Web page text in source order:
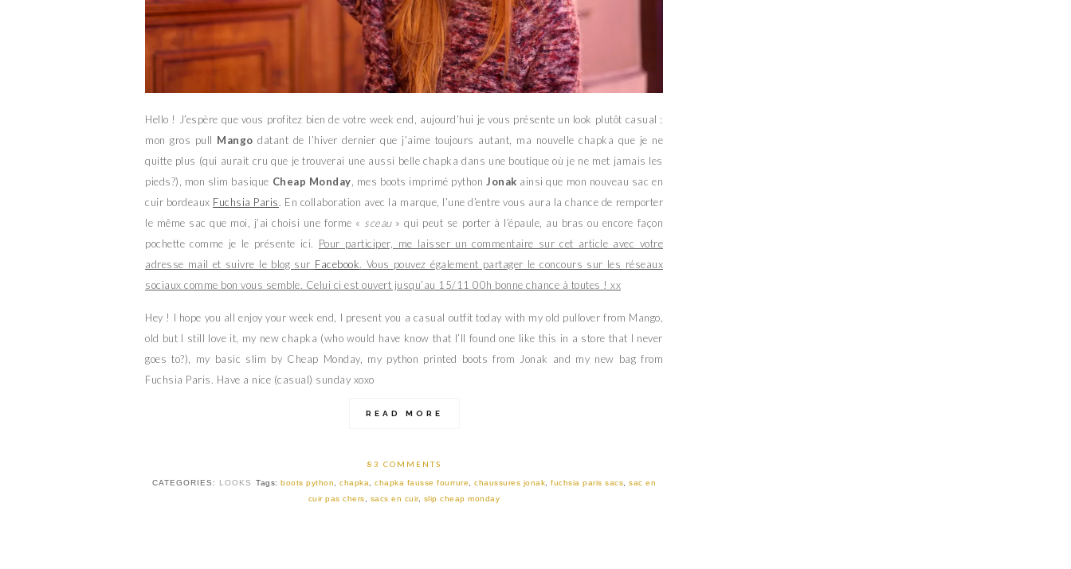
Hello ! J’espère que vous profitez bien de votre week end, aujourd’hui je vous présente un look plutôt casual :
mon gros pull Mango datant de l’hiver dernier que j’aime toujours autant, ma nouvelle chapka que je ne
quitte plus (qui aurait cru que je trouverai une aussi belle chapka dans une boutique où je ne met jamais les
pieds?), mon slim basique Cheap Monday , mes boots imprimé python Jonak ainsi que mon nouveau sac en
cuir bordeaux Fuchsia Paris. En collaboration avec la marque, l’une d’entre vous aura la chance de remporter
le même sac que moi, j’ai choisi une forme « sceau» qui peut se porter à l’épaule, au bras ou encore façon
pochette comme je le présente ici. Pour participer, me laisser un commentaire sur cet article avec votre
adresse mail et suivre le blog sur Facebook. Vous pouvez également partager le concours sur les réseaux
sociaux comme bon vous semble. Celui ci est ouvert jusqu’au 15/11 00h bonne chance à toutes ! xx
Hey ! I hope you all enjoy your week end, I present you a casual outfit today with my old pullover from Mango,
old but I still love it, my new chapka (who would have know that I’ll found one like this in a store that I never
goes to?), my basic slim by Cheap Monday, my python printed boots from Jonak and my new bag from
Fuchsia Paris. Have a nice (casual) sunday xoxo
READ MORE
83 COMMENTS
CATEGORIES: LOOKS Tags: boots python chapka chapka fausse fourrure chaussures jonak fuchsia paris sacs
sac en
cuir pas chers
sacs en cuir, slip cheap monday